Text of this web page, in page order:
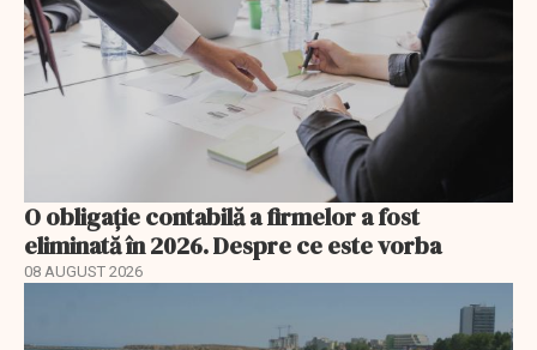
O obligație contabilă a firmelor a fost
eliminată în 2026. Despre ce este vorba
08 AUGUST 2026